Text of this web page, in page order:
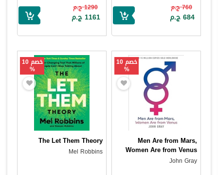
760 ج.م
684 ج.م
1290 ج.م
1161 ج.م
خصم 10
%
Men Are from Mars,
Women Are from Venus
John Gray
خصم 10
%
The Let Them Theory
Mel Robbins